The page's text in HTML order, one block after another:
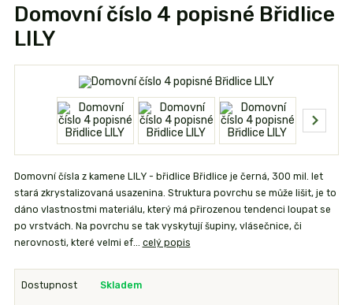
Domovní číslo 4 popisné Břidlice
LILY
Domovní čísla z kamene LILY - břidlice Břidlice je černá, 300 mil. let
stará zkrystalizovaná usazenina. Struktura povrchu se může lišit, je to
dáno vlastnostmi materiálu, který má přirozenou tendenci loupat se
po vrstvách. Na povrchu se tak vyskytují šupiny, vlásečnice, či
nerovnosti, které velmi ef... celý popis
Dostupnost Skladem